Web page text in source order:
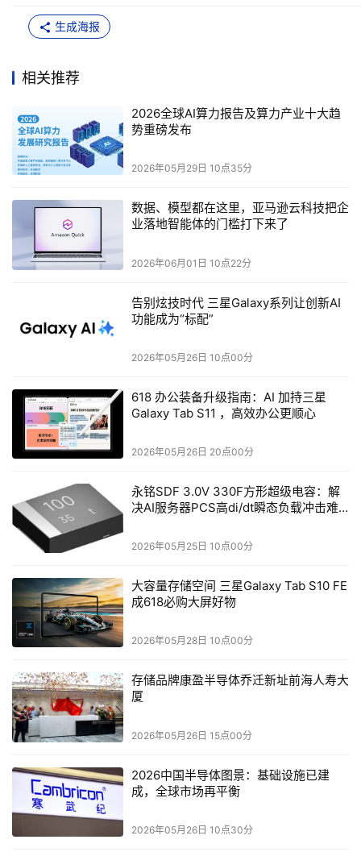
    公司5G专网与应用业务为电力、矿山等行业提供重要的
新型通信网络。公司通过提供定制化的5G专网产品、领先
造差异化竞争优势，成为5G专网领域的头部企业。2025年
上半年，公司5G专网与应用业务已签订单金额约为人民币
0.82亿元，同比增长51.7%。受核电部分订单延迟、收入确
认滞后影响，5G专网收入约为人民币0.47亿元，同比下降
26.3%。下半年，公司将加速推动订单转化，业绩将实现高
速增长。
    在核电领域，今年上半年，公司在继续保持中核集团市
场引领的基础上，成功突破华能集团，签约海南昌江核电厂
目已覆盖全国7个核电基地29台机组，进一步夯实核电5G
专网市场占有率第一的地位。2025年上半年，国家新批核
电领域投资超人民币2,000亿元，预计公司核电5G专网业务
    在新能源领域，公司在风电、光伏市场继续发力，目前
已覆盖超210个新能源场站，并实现多个能源集团客户的项
目突破。
    在矿山领域，公司与郑州煤矿机械集团有限公司组建联
营公司，探索“矿山与装备制造数智运营”新模式。上半年公
司获得郑煤某智慧监管平台、中煤AI管控平台、中煤平朔某
型）5G专网基站获得入网许可，并与中煤科工常州院、中
煤电气等多家5G本安认证商达成合作。同时，公司与杭州
蛟洋通信科技有限公司已签署本安5G专网基站框采协议。
数智运营业务结构优化，非通信行业持续增长
    公司依托在通信行业超30年的业务支撑、数据治理等实
践经验，提供基于“数据聚合+场景洞察+AI赋能”的数据运营
式的领先地位。在非通信行业，公司上半年整体订单同比增
长18.2%。其中，金融领域订单额同比大幅增长48.3%，汽
车领域订单同比增长5.3%，消费领域订单同比增长4.4%。
生成海报
相关推荐
2026全球AI算力报告及算力产业十大趋
势重磅发布
2026年05月29日 10点35分
数据、模型都在这里，亚马逊云科技把企
业落地智能体的门槛打下来了
2026年06月01日 10点22分
告别炫技时代 三星Galaxy系列让创新AI
功能成为“标配”
2026年05月26日 10点00分
618 办公装备升级指南：AI 加持三星
Galaxy Tab S11 ，高效办公更顺心
2026年05月26日 20点00分
永铭SDF 3.0V 330F方形超级电容：解
决AI服务器PCS高di/dt瞬态负载冲击难
2026年05月25日 10点00分
大容量存储空间 三星Galaxy Tab S10 FE
成618必购大屏好物
2026年05月28日 10点00分
存储品牌康盈半导体乔迁新址前海人寿大
厦
2026年05月26日 15点00分
2026中国半导体图景：基础设施已建
成，全球市场再平衡
2026年05月26日 10点30分